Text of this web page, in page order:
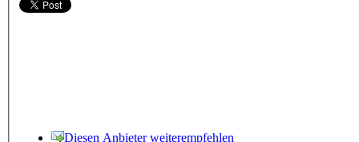
Diesen Anbieter weiterempfehlen